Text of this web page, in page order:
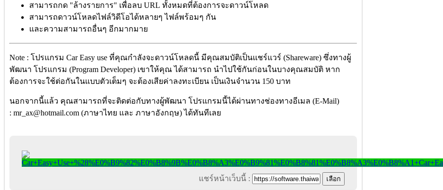
สามารถกด "ล้างรายการ" เพื่อลบ URL ทั้งหมดที่ต้องการจะดาวน์โหลด
สามารถดาวน์โหลดไฟล์วิดีโอได้หลายๆ ไฟล์พร้อมๆ กัน
และความสามารถอื่นๆ อีกมากมาย
Note : โปรแกรม Car Easy use ที่คุณกำลังจะดาวน์โหลดนี้ มีคุณสมบัติเป็นแชร์แวร์ (Shareware) ซึ่งทางผู้
พัฒนา โปรแกรม (Program Developer) เขาให้คุณ ได้สามารถ นำไปใช้กันก่อนในบางคุณสมบัติ หาก
ต้องการจะใช้ต่อกันในแบบตัวเต็มๆ จะต้องเสียค่าลงทะเบียน เป็นเงินจำนวน 150 บาท
นอกจากนี้แล้ว คุณสามารถที่จะติดต่อกับทางผู้พัฒนา โปรแกรมนี้ได้ผ่านทางช่องทางอีเมล (E-Mail)
: mr_ax@hotmail.com (ภาษาไทย และ ภาษาอังกฤษ) ได้ทันทีเลย
แชร์หน้าเว็บนี้ :